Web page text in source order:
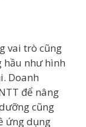
vai trò cũng
hầu như hình
Doanh
để nâng
cũng
ứng dụng